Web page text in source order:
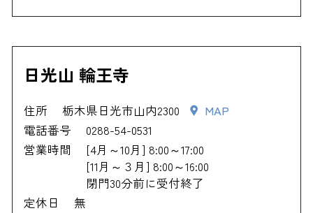
日光山 輪王寺
住所 栃木県日光市山内2300
MAP
電話番号
0288-54-0531
営業時間
[4月～10月] 8:00～17:00
[11月～３月] 8:00～16:00
閉門30分前に受付終了
定休日
無